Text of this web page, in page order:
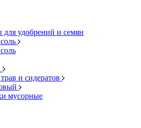
для удобрений и семян
и сидератов
мусорные